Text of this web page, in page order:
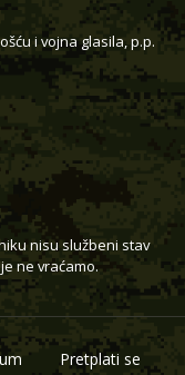
i vojna glasila, p.p.
nisu službeni stav
ne vraćamo.
Pretplati se